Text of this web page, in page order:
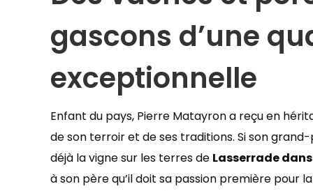
gascons d’une
exceptionnelle
Enfant du pays, Pierre Matayron a reçu en
de son terroir et de ses traditions. Si son
déjà la vigne sur les terres de Lasserrade dans
à son père qu’il doit sa passion première pour